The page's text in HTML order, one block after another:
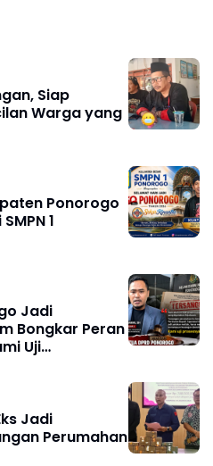
Siap
Warga yang
Ponorogo
1
Jadi
Bongkar Peran
Uji
Jadi
Perumahan